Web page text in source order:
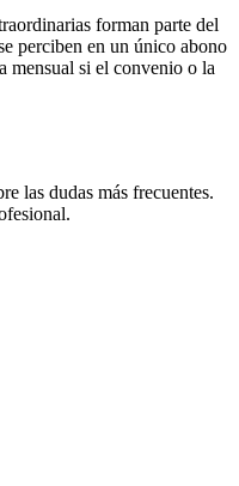
forman parte del
perciben en un único abono
mensual si el convenio o la
las dudas más frecuentes.